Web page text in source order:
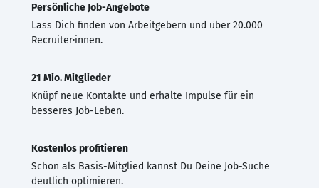
Persönliche Job-Angebote
Lass Dich finden von Arbeitgebern und über 20.000
Recruiter·innen.
21 Mio. Mitglieder
Knüpf neue Kontakte und erhalte Impulse für ein
besseres Job-Leben.
Kostenlos profitieren
Schon als Basis-Mitglied kannst Du Deine Job-Suche
deutlich optimieren.